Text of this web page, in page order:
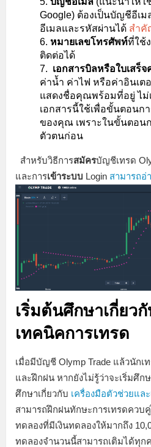
Google) ต้องเป็นบัญชีอีเ
อีเมลและรหัสผ่านได้ สำคั
หมายเลขโทรศัพท์ที่ใช้
ติดต่อได้
เอกสารบิลหรือใบเสร็
ค่าน้ำ ค่าไฟ หรือค่าอินเต
แสดงชื่อคุณพร้อมที่อยู่ ไม่
เอกสารนี้ใช้เพื่อขั้นตอนก
ของคุณ เพราะในขั้นตอน
ตัวตนก่อน
สำหรับวิธีการสมัครบัญชีเทรด
และการเข้าระบบ Login สามารถอ่
เริ่มต้นศึกษาเกี่ยว
เทคนิคการเทรด
เมื่อมีบัญชี Olymp Trade แล้วนักเ
และฝึกฝน หากยังไม่รู้ว่าจะเริ่มศึก
ศึกษาเกี่ยวกับ เครื่องมือตัวช่วยแล
สามารถฝึกฝนทักษะการเทรดควบ
ทดลองที่มีเงินทดลองให้มากถึง
ทดลองจำนวนนี้สามารถเติมได้ทุก